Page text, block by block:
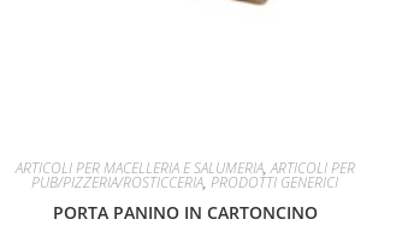
ARTICOLI PER MACELLERIA E SALUMERIA,ARTICOLI PER
PUB/PIZZERIA/ROSTICCERIA,PRODOTTI GENERICI
PORTA PANINO IN CARTONCINO